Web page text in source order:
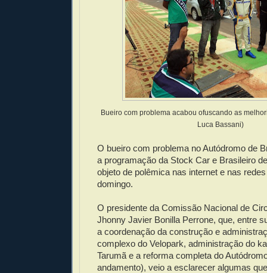
Bueiro com problema acabou ofuscando as
Luca Bassani)
O bueiro com problema no Autódromo de
a programação da Stock Car e Brasileiro
objeto de polêmica nas internet e nas
domingo.
O presidente da Comissão Nacional de
Jhonny Javier Bonilla Perrone, que, entre
a coordenação da construção e
complexo do Velopark, administração do
Tarumã e a reforma completa do
andamento), veio a esclarecer algumas